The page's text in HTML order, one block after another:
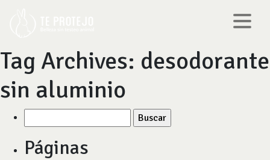
Tag Archives: desodorante
sin aluminio
por:
Páginas